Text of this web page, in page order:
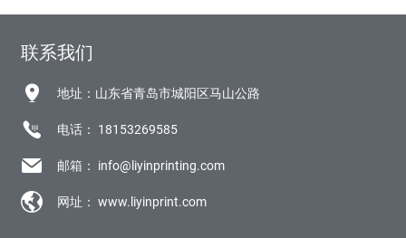
联系我们
地址：山东省青岛市城阳区马山公路
电话： 18153269585
邮箱： info@liyinprinting.com
网址：www.liyinprint.com